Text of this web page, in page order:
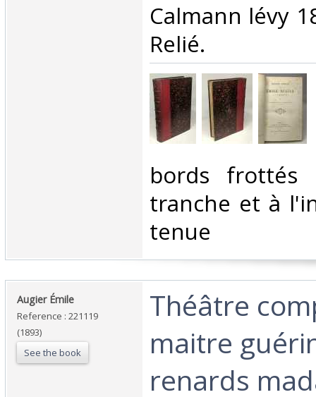
‎Calmann lévy
Relié.‎
‎bords frottés
tranche et à
tenue‎
‎Augier Émile‎
Reference : 221119
(1893)
See the book
‎Théâtre
maitre
renards